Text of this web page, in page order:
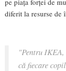
pe piața forței de
diferit la resurse de
"Pentru
că fiecare